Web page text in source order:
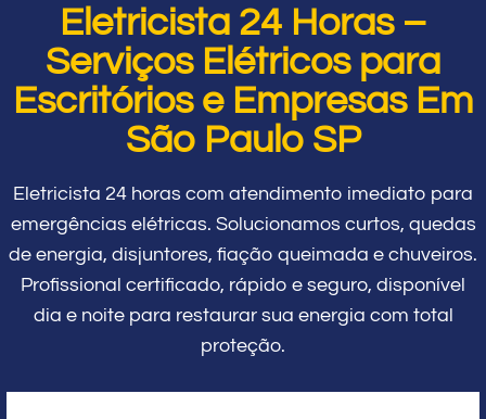
Eletricista 24 Horas –
Serviços Elétricos para
Escritórios e Empresas Em
São Paulo SP
Eletricista 24 horas com atendimento imediato para
emergências elétricas. Solucionamos curtos, quedas
de energia, disjuntores, fiação queimada e chuveiros.
Profissional certificado, rápido e seguro, disponível
dia e noite para restaurar sua energia com total
proteção.